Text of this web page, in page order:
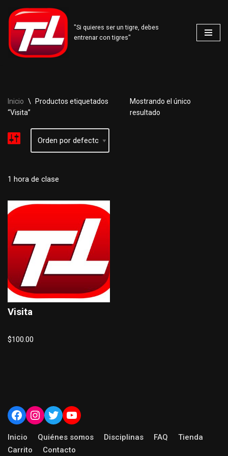
Saltar
al
contenido
"Si quieres ser un tigre, debes
entrenar con tigres"
Inicio \
Productos etiquetados
“Visita”
Mostrando el único
resultado
1 hora de clase
Visita
$100.00
Inicio Quiénes somos Disciplinas FAQ
Tienda
Carrito
Contacto